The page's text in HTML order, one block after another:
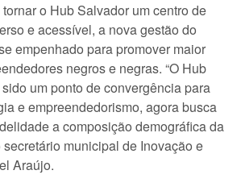
o Hub Salvador um centro de
e acessível, a nova gestão do
empenhado para promover maior
negros e negras. “O Hub
um ponto de convergência para
e empreendedorismo, agora busca
a composição demográfica da
secretário municipal de Inovação e
Araújo.